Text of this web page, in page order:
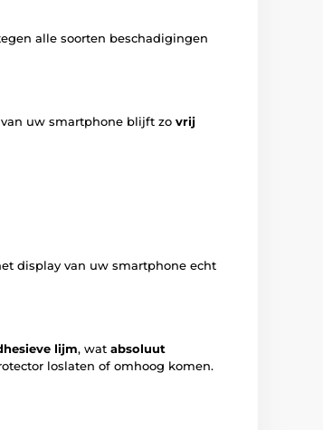
alle soorten beschadigingen
uw smartphone blijft zo vrij
display van uw smartphone echt
lijm, wat absoluut
loslaten of omhoog komen.